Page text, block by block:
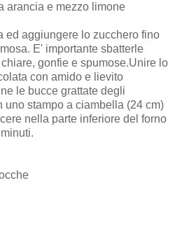
arancia e mezzo limone
ed aggiungere lo zucchero fino
E' importante sbatterle
gonfie e spumose.Unire lo
con amido e lievito
le bucce grattate degli
uno stampo a ciambella (24 cm)
nella parte inferiore del forno